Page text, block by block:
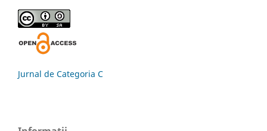
Jurnal de Categoria C